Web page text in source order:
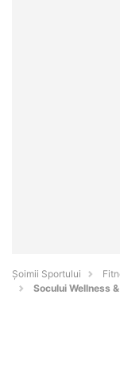
Șoimii Sportului
Socului Wellness